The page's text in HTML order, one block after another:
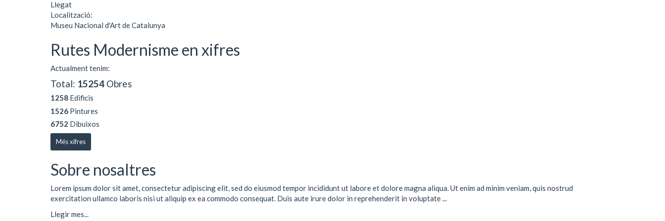
Llegat
Localització:
Museu Nacional d'Art de Catalunya
Rutes Modernisme en xifres
Actualment tenim:
Total: 15254 Obres
1258 Edificis
1526 Pintures
6752 Dibuixos
Més xifres
Sobre nosaltres
Lorem ipsum dolor sit amet, consectetur adipiscing elit, sed do eiusmod tempor incididunt ut labore et dolore magna aliqua. Ut enim ad minim veniam, quis nostrud
exercitation ullamco laboris nisi ut aliquip ex ea commodo consequat. Duis aute irure dolor in reprehenderit in voluptate ...
Llegir mes...